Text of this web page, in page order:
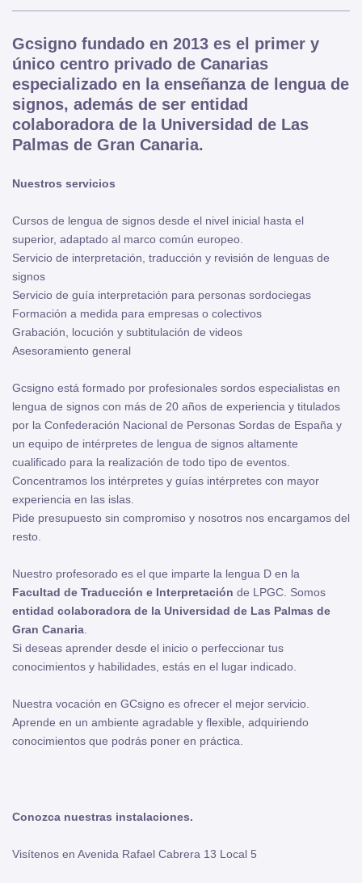
Gcsigno fundado en 2013 es el primer y
único centro privado de Canarias
especializado en la enseñanza de lengua de
signos, además de ser entidad
colaboradora de la Universidad de Las
Palmas de Gran Canaria.
Nuestros servicios
Cursos de lengua de signos desde el nivel inicial hasta el
superior, adaptado al marco común europeo.
Servicio de interpretación, traducción y revisión de lenguas de
signos
Servicio de guía interpretación para personas sordociegas
Formación a medida para empresas o colectivos
Grabación, locución y subtitulación de videos
Asesoramiento general
Gcsigno está formado por profesionales sordos especialistas en
lengua de signos con más de 20 años de experiencia y titulados
por la Confederación Nacional de Personas Sordas de España y
un equipo de intérpretes de lengua de signos altamente
cualificado para la realización de todo tipo de eventos.
Concentramos los intérpretes y guías intérpretes con mayor
experiencia en las islas.
Pide presupuesto sin compromiso y nosotros nos encargamos del
resto.
Nuestro profesorado es el que imparte la lengua D en la
Facultad de Traducción e Interpretación de LPGC. Somos
entidad colaboradora de la Universidad de Las Palmas de
Gran Canaria
Si deseas aprender desde el inicio o perfeccionar tus
conocimientos y habilidades, estás en el lugar indicado.
Nuestra vocación en GCsigno es ofrecer el mejor servicio.
Aprende en un ambiente agradable y flexible, adquiriendo
conocimientos que podrás poner en práctica.
Conozca nuestras instalaciones.
Visítenos en Avenida Rafael Cabrera 13 Local 5